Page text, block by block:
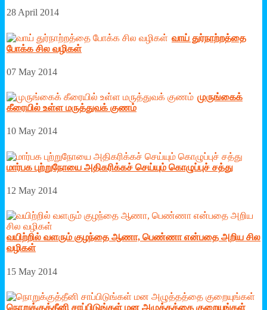
28 April 2014
வாய் துர்நாற்றத்தை
போக்க சில வழிகள்
07 May 2014
முருங்கைக்
கீரையில் உள்ள மருத்துவக் குணம்
10 May 2014
மார்பக புற்றுநோயை அதிகரிக்கச் செய்யும் கொழுப்புச் சத்து
12 May 2014
வயிற்றில் வளரும் குழந்தை ஆணா, பெண்ணா என்பதை அறிய சில
வழிகள்
15 May 2014
நொறுக்குத்தீனி சாப்பிடுங்கள் மன அழுத்தத்தை குறையுங்கள்